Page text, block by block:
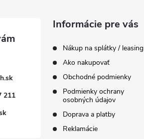
211
Informácie pre vás
Nákup na splátky / leasing
Ako nakupovať
Obchodné podmienky
Podmienky ochrany
osobných údajov
Doprava a platby
Reklamácie